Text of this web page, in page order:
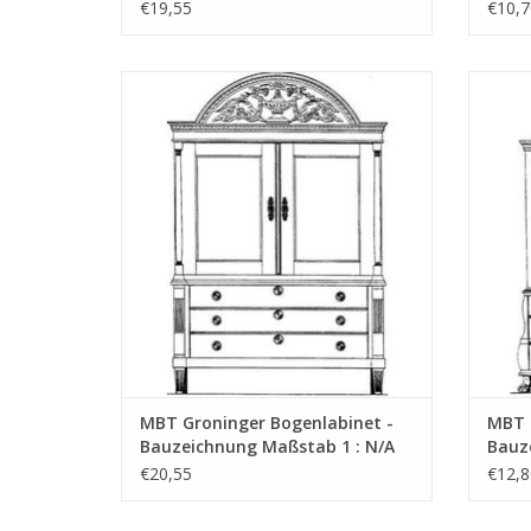
€19,55
MBT Groninger Bogenlabinet -
Bauzeichnung Maßstab 1 : N/A (45.16.009)
ZUM WARENKORB HINZUFÜGEN
MBT Groninger Bogenlabinet -
Bauzeichnung Maßstab 1 : N/A
(45.16.009)
€20,55
MBT